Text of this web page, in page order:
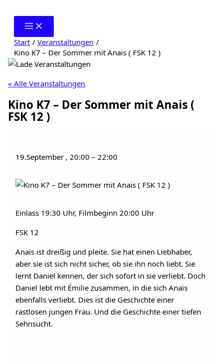
springen
Start
Veranstaltungen
Kino K7 – Der Sommer mit Anais ( FSK 12 )
« Alle Veranstaltungen
Kino K7 – Der Sommer mit Anais (
FSK 12 )
19.September , 20:00– 22:00
Einlass 19:30 Uhr, Filmbeginn 20:00 Uhr
FSK 12
Anaïs ist dreißig und pleite. Sie hat einen Liebhaber,
aber sie ist sich nicht sicher, ob sie ihn noch liebt. Sie
lernt Daniel kennen, der sich sofort in sie verliebt. Doch
Daniel lebt mit Émilie zusammen, in die sich Anaïs
ebenfalls verliebt. Dies ist die Geschichte einer
rastlosen jungen Frau. Und die Geschichte einer tiefen
Sehnsucht.